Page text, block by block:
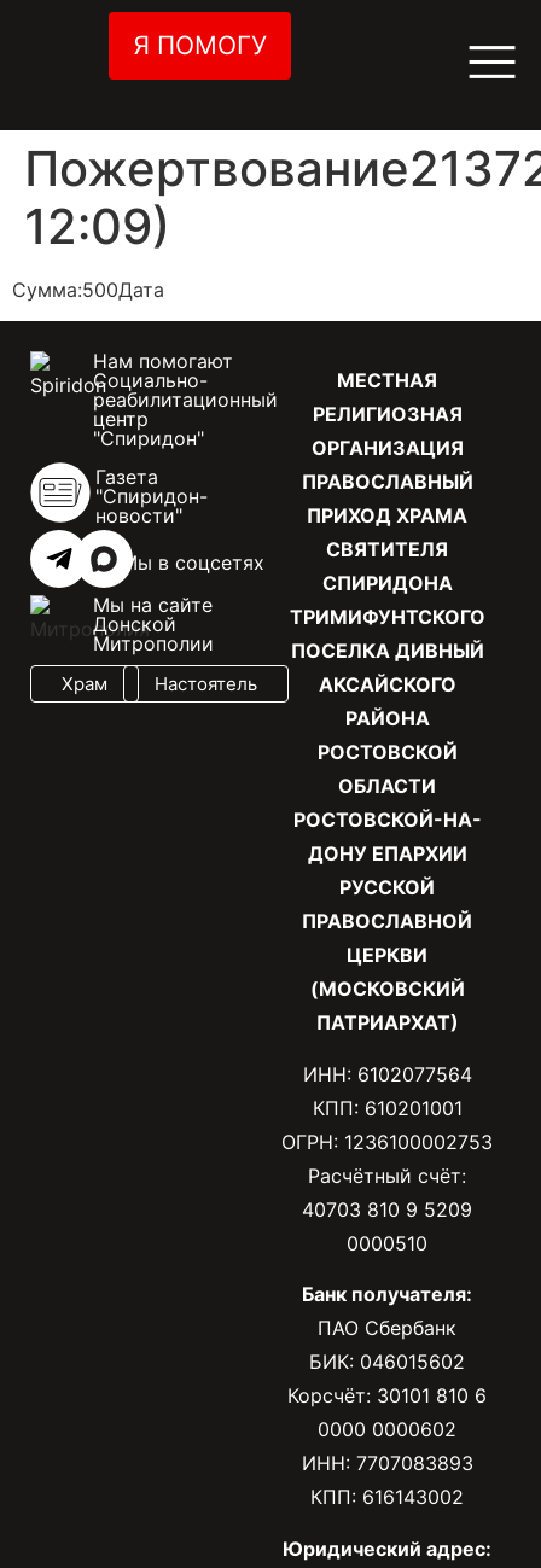
Я ПОМОГУ
12:09)
Сумма:500Дата
МЕСТНАЯ
РЕЛИГИОЗНАЯ
ОРГАНИЗАЦИЯ
ПРАВОСЛАВНЫЙ
ПРИХОД ХРАМА
СВЯТИТЕЛЯ
СПИРИДОНА
ТРИМИФУНТСКОГО
ПОСЕЛКА ДИВНЫЙ
АКСАЙСКОГО
РАЙОНА
РОСТОВСКОЙ
ОБЛАСТИ
РОСТОВСКОЙ-НА-
ДОНУ ЕПАРХИИ
РУССКОЙ
ПРАВОСЛАВНОЙ
ЦЕРКВИ
(МОСКОВСКИЙ
ПАТРИАРХАТ)
ИНН: 6102077564
КПП: 610201001
ОГРН: 1236100002753
Расчётный счёт:
40703 810 9 5209
0000510
Банк получателя:
ПАО Сбербанк
БИК: 046015602
Корсчёт: 30101 810 6
0000 0000602
ИНН: 7707083893
КПП: 616143002
Юридический адрес:
Нам помогают
Социально-
реабилитационный
центр
"Спиридон"
Газета
"Спиридон-
новости"
Мы в соцсетях
Мы на сайте
Донской
Митрополии
Храм Настоятель